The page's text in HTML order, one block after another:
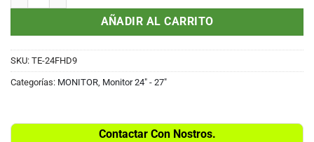
AÑADIR AL CARRITO
SKU: TE-24FHD9
Categorías: MONITOR, Monitor 24" - 27"
Contactar Con Nostros.